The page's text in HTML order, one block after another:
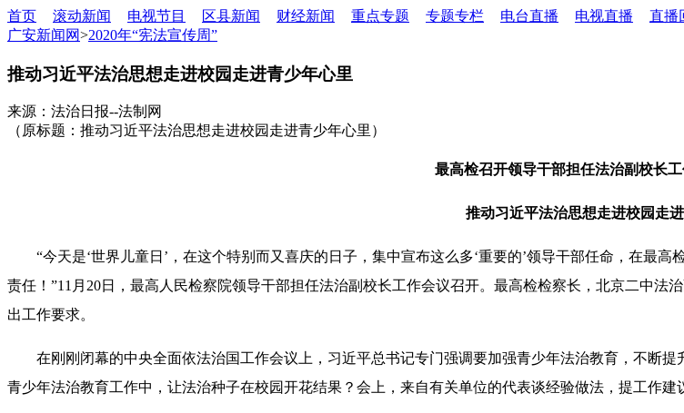
首页 滚动新闻 电视节目 区县新闻 财经新闻 重点专题 专题专栏 电台直播 电视直播 直播
广安新闻网>2020年“宪法宣传周”
推动习近平法治思想走进校园走进青少年心里
来源：法治日报--法制网
（原标题：推动习近平法治思想走进校园走进青少年心里）
最高检召开领导干部担任法治副校长
推动习近平法治思想走进校园走
“今天是‘世界儿童日’，在这个特别而又喜庆的日子，集中宣布这么多‘重要的’领导干部任命，在最
责任！”11月20日，最高人民检察院领导干部担任法治副校长工作会议召开。最高检检察长，北京二中法
出工作要求。
在刚刚闭幕的中央全面依法治国工作会议上，习近平总书记专门强调要加强青少年法治教育，不断提
青少年法治教育工作中，让法治种子在校园开花结果？会上，来自有关单位的代表谈经验做法，提工作建